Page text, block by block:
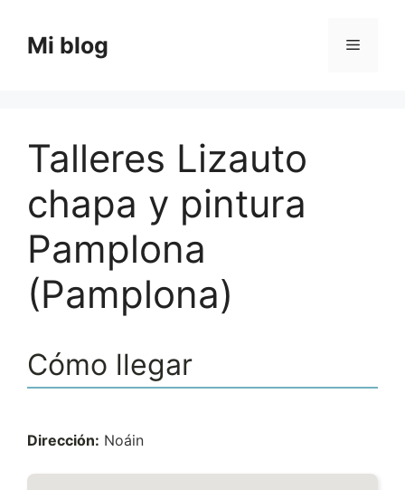
contenido
Mi blog Menú
Talleres Lizauto
chapa y pintura
Pamplona
(Pamplona)
Cómo llegar
Dirección: Noáin